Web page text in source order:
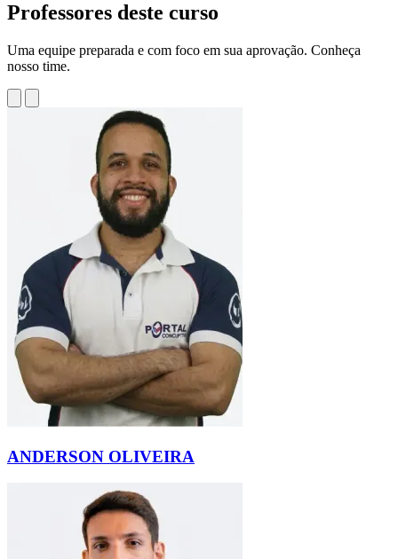
Professores deste curso
Uma equipe preparada e com foco em sua aprovação. Conheça
nosso time.
ANDERSON OLIVEIRA